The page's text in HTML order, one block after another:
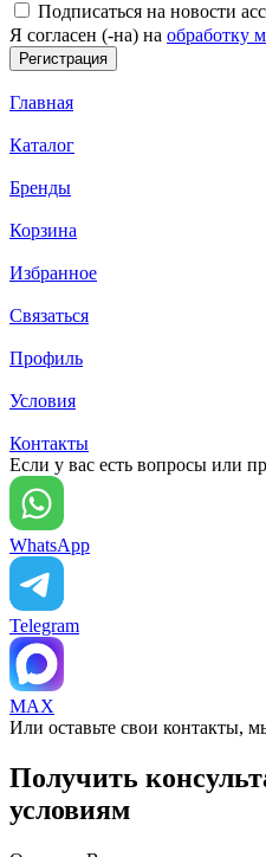
Подписаться на новости
Я согласен (-на) на обработку
Главная
Каталог
Бренды
Корзина
Избранное
Связаться
Профиль
Условия
Контакты
Если у вас есть вопросы или
WhatsApp
Telegram
MAX
Или оставьте свои контакты,
Получить
условиям